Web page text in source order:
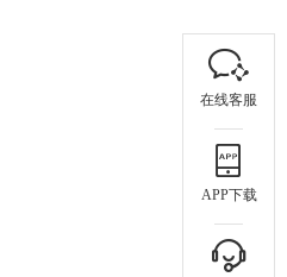
在线客服
APP下载